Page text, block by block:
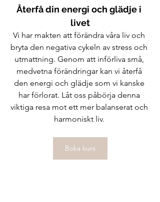
Återfå din energi och glädje i
livet
Vi har makten att förändra våra liv och
bryta den negativa cykeln av stress och
utmattning. Genom att införliva små,
medvetna förändringar kan vi återfå
den energi och glädje som vi kanske
har förlorat. Låt oss påbörja denna
viktiga resa mot ett mer balanserat och
harmoniskt liv.
Boka kurs